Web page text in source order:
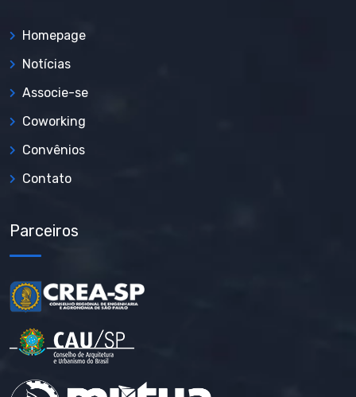
Homepage
Notícias
Associe-se
Coworking
Convênios
Contato
Parceiros